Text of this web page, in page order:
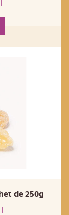
de 250g